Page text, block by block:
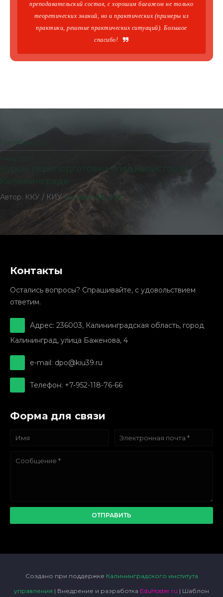
преподавательский состав, с хорошим багажом не только
теоретических знаний, но и практических (примеры из
практики, решение практических ситуаций). Большое
спасибо!
октября 2021 7
1
Курсы переподготовки специалистов в
Калининграде
Автор: ККУ / КИУ октября 08, 2021
Контакты
Остались вопросы? Спрашивайте, с удовольствием
ответим.
Адрес: 236003, Калининградская область, город
Калининград, улица Баженова, 4
e-mail: dpo@kiu39.ru
Телефон: +7-952-118-76-66
Форма для связи
Создано при поддержке Калининградского института
управления | Внедрение и разработка EduHoster.ru | Шаблон